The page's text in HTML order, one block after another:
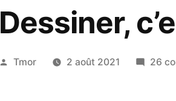
Dessiner,
Publié
Tmor 2 août 2021 26